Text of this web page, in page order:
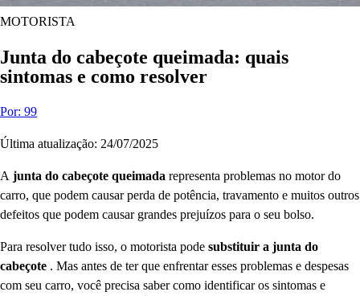
MOTORISTA
Junta do cabeçote queimada: quais
sintomas e como resolver
Por: 99
Última atualização: 24/07/2025
A junta do cabeçote queimada representa problemas no motor do
carro, que podem causar perda de potência, travamento e muitos outros
defeitos que podem causar grandes prejuízos para o seu bolso.
Para resolver tudo isso, o motorista pode substituir a junta do
cabeçote . Mas antes de ter que enfrentar esses problemas e despesas
com seu carro, você precisa saber como identificar os sintomas e